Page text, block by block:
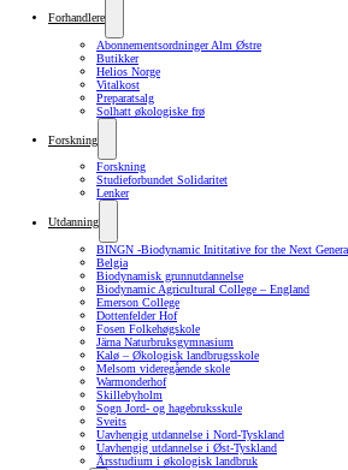
Forhandlere
Abonnementsordninger Alm Østre
Butikker
Helios Norge
Vitalkost
Preparatsalg
Solhatt økologiske frø
Forskning
Forskning
Studieforbundet Solidaritet
Lenker
Utdanning
BINGN -Biodynamic Inititative for the Next
Belgia
Biodynamisk grunnutdannelse
Biodynamic Agricultural College – England
Emerson College
Dottenfelder Hof
Fosen Folkehøgskole
Järna Naturbruksgymnasium
Kalø – Økologisk landbrugsskole
Melsom videregående skole
Warmonderhof
Skillebyholm
Sogn Jord- og hagebruksskule
Sveits
Uavhengig utdannelse i Nord-Tyskland
Uavhengig utdannelse i Øst-Tyskland
Årsstudium i økologisk landbruk